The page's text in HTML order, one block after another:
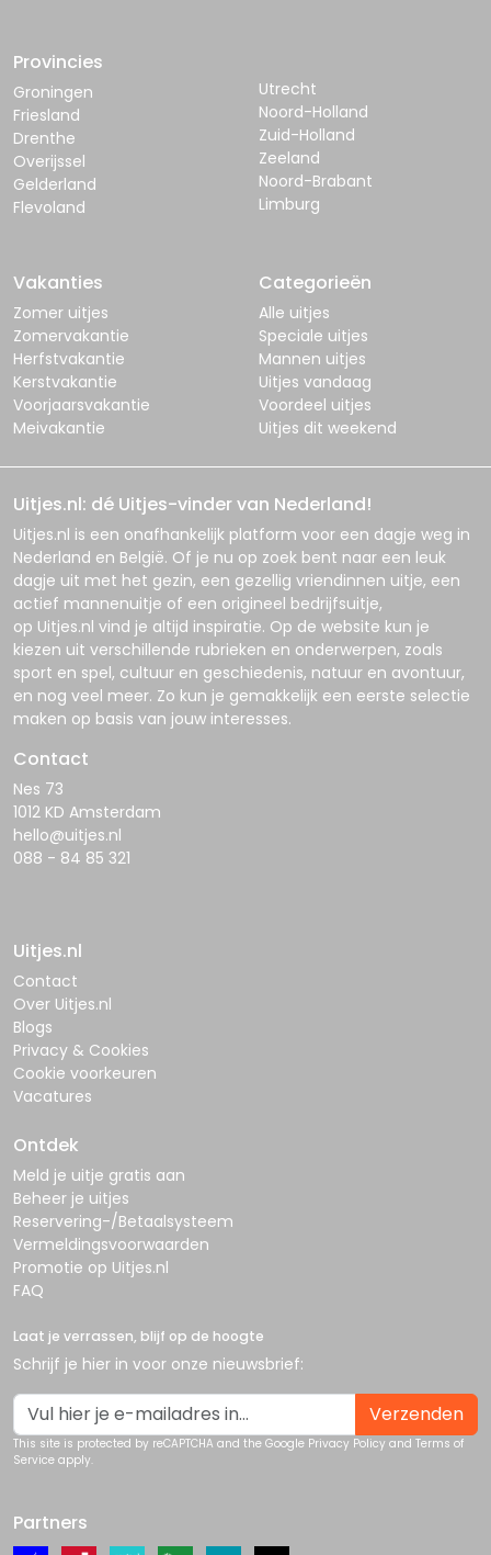
Provincies
Groningen
Friesland
Drenthe
Overijssel
Gelderland
Flevoland
Utrecht
Noord-Holland
Zuid-Holland
Zeeland
Noord-Brabant
Limburg
Vakanties
Zomer uitjes
Zomervakantie
Herfstvakantie
Kerstvakantie
Voorjaarsvakantie
Meivakantie
Categorieën
Alle uitjes
Speciale uitjes
Mannen uitjes
Uitjes vandaag
Voordeel uitjes
Uitjes dit weekend
Uitjes.nl: dé Uitjes-vinder van Nederland!
Uitjes.nl is een onafhankelijk platform voor een dagje weg in
Nederland en België. Of je nu op zoek bent naar een leuk
dagje uit met het gezin, een gezellig vriendinnen uitje, een
actief mannenuitje of een origineel bedrijfsuitje,
op Uitjes.nl vind je altijd inspiratie. Op de website kun je
kiezen uit verschillende rubrieken en onderwerpen, zoals
sport en spel, cultuur en geschiedenis, natuur en avontuur,
en nog veel meer. Zo kun je gemakkelijk een eerste selectie
maken op basis van jouw interesses.
Contact
Nes 73
1012 KD Amsterdam
hello@uitjes.nl
088 - 84 85 321
Uitjes.nl
Contact
Over Uitjes.nl
Blogs
Privacy & Cookies
Cookie voorkeuren
Vacatures
Ontdek
Meld je uitje gratis aan
Beheer je uitjes
Reservering-/Betaalsysteem
Vermeldingsvoorwaarden
Promotie op Uitjes.nl
FAQ
Laat je verrassen, blijf op de hoogte
Schrijf je hier in voor onze nieuwsbrief:
Verzenden
This site is protected by reCAPTCHA and the Google Privacy Policy and Terms of
Service apply.
Partners